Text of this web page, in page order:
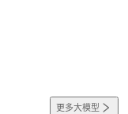
更多大模型